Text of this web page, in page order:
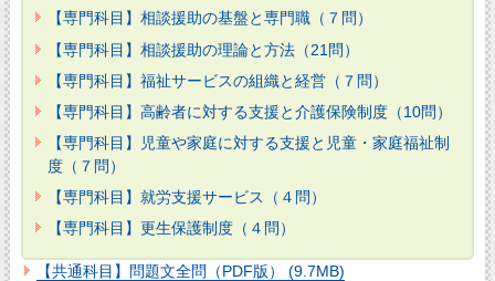
【専門科目】相談援助の基盤と専門職（７問）
【専門科目】相談援助の理論と方法（21問）
【専門科目】福祉サービスの組織と経営（７問）
【専門科目】高齢者に対する支援と介護保険制度（10問）
【専門科目】児童や家庭に対する支援と児童・家庭福祉制
度（７問）
【専門科目】就労支援サービス（４問）
【専門科目】更生保護制度（４問）
【共通科目】問題文全問（PDF版） (9.7MB)